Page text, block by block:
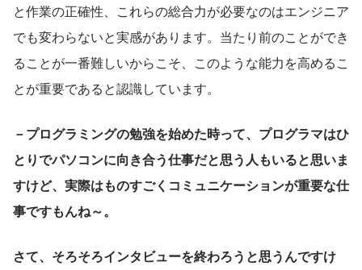
と作業の正確性、これらの総合力が必要なのはエンジニア
でも変わらないと実感があります。当たり前のことができ
ることが一番難しいからこそ、このような能力を高めるこ
とが重要であると認識しています。
－プログラミングの勉強を始めた時って、プログラマはひ
とりでパソコンに向き合う仕事だと思う人もいると思いま
すけど、実際はものすごくコミュニケーションが重要な仕
事ですもんね～。
さて、そろそろインタビューを終わろうと思うんですけ